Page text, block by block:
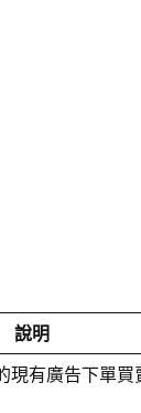
說明
有廣告下單買